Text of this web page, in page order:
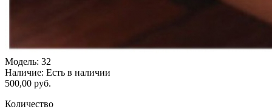
Модель: 32
Наличие: Есть в наличии
500,00 руб.
Количество